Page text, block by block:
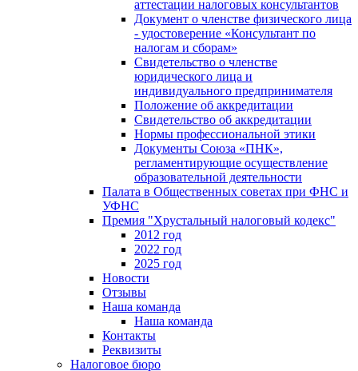
аттестации налоговых консультантов
Документ о членстве физического лица
- удостоверение «Консультант по
налогам и сборам»
Свидетельство о членстве
юридического лица и
индивидуального предпринимателя
Положение об аккредитации
Свидетельство об аккредитации
Нормы профессиональной этики
Документы Союза «ПНК»,
регламентирующие осуществление
образовательной деятельности
Палата в Общественных советах при ФНС и
УФНС
Премия "Хрустальный налоговый кодекс"
2012 год
2022 год
2025 год
Новости
Отзывы
Наша команда
Наша команда
Контакты
Реквизиты
Налоговое бюро